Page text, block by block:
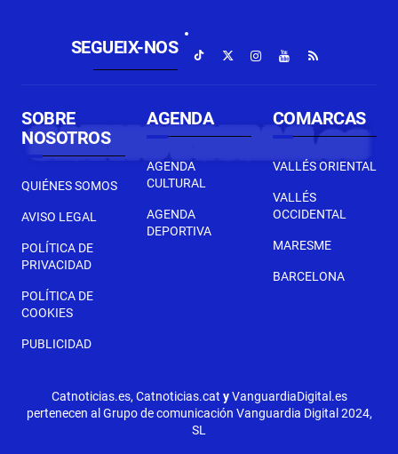
SEGUEIX-NOS
SOBRE
NOSOTROS
QUIÉNES SOMOS
AVISO LEGAL
POLÍTICA DE
PRIVACIDAD
POLÍTICA DE
COOKIES
PUBLICIDAD
AGENDA
AGENDA
CULTURAL
AGENDA
DEPORTIVA
COMARCAS
VALLÉS ORIENTAL
VALLÉS
OCCIDENTAL
MARESME
BARCELONA
Catnoticias.es, Catnoticias.cat yVanguardiaDigital.es
pertenecen al Grupo de comunicación Vanguardia Digital 2024,
SL